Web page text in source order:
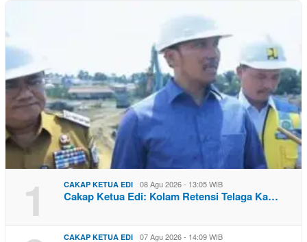
1 CAKAP KETUA EDI 08 Agu 2026 - 13:05 WIB
Cakap Ketua Edi: Kolam Retensi Telaga Ka…
CAKAP KETUA EDI 07 Agu 2026 - 14:09 WIB